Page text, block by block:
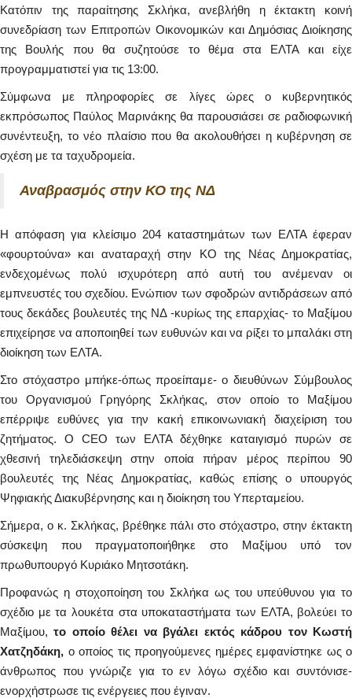
Κατόπιν της παραίτησης Σκλήκα, ανεβλήθη η έκτακτη κοινή
συνεδρίαση των Επιτροπών Οικονομικών και Δημόσιας Διοίκησης
της Βουλής που θα συζητούσε το θέμα στα ΕΛΤΑ και είχε
προγραμματιστεί για τις 13:00.
Σύμφωνα με πληροφορίες σε λίγες ώρες ο κυβερνητικός
εκπρόσωπος Παύλος Μαρινάκης θα παρουσιάσει σε ραδιοφωνική
συνέντευξη, το νέο πλαίσιο που θα ακολουθήσει η κυβέρνηση σε
σχέση με τα ταχυδρομεία.
Αναβρασμός στην ΚΟ της ΝΔ
Η απόφαση για κλείσιμο 204 καταστημάτων των ΕΛΤΑ έφεραν
«φουρτούνα» και αναταραχή στην ΚΟ της Νέας Δημοκρατίας,
ενδεχομένως πολύ ισχυρότερη από αυτή του ανέμεναν οι
εμπνευστές του σχεδίου. Ενώπιον των σφοδρών αντιδράσεων από
τους δεκάδες βουλευτές της ΝΔ -κυρίως της επαρχίας- το Μαξίμου
επιχείρησε να αποποιηθεί των ευθυνών και να ρίξει το μπαλάκι στη
διοίκηση των ΕΛΤΑ.
Στο στόχαστρο μπήκε-όπως προείπαμε- ο διευθύνων Σύμβουλος
του Οργανισμού Γρηγόρης Σκλήκας, στον οποίο το Μαξίμου
επέρριψε ευθύνες για την κακή επικοινωνιακή διαχείριση του
ζητήματος. Ο CEO των ΕΛΤΑ δέχθηκε καταιγισμό πυρών σε
χθεσινή τηλεδιάσκεψη στην οποία πήραν μέρος περίπου 90
βουλευτές της Νέας Δημοκρατίας, καθώς επίσης ο υπουργός
Ψηφιακής Διακυβέρνησης και η διοίκηση του Υπερταμείου.
Σήμερα, ο κ. Σκλήκας, βρέθηκε πάλι στο στόχαστρο, στην έκτακτη
σύσκεψη που πραγματοποιήθηκε στο Μαξίμου υπό τον
πρωθυπουργό Κυριάκο Μητσοτάκη.
Προφανώς η στοχοποίηση του Σκλήκα ως του υπεύθυνου για το
σχέδιο με τα λουκέτα στα υποκαταστήματα των ΕΛΤΑ, βολεύει το
Μαξίμου, το οποίο θέλει να βγάλει εκτός κάδρου τον Κωστή
Χατζηδάκη, ο οποίος τις προηγούμενες ημέρες εμφανίστηκε ως ο
άνθρωπος που γνώριζε για το εν λόγω σχέδιο και συντόνισε-
ενορχήστρωσε τις ενέργειες που έγιναν.